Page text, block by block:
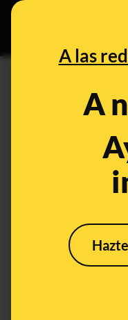
A las
A
Qué
aireando
Aug 2,